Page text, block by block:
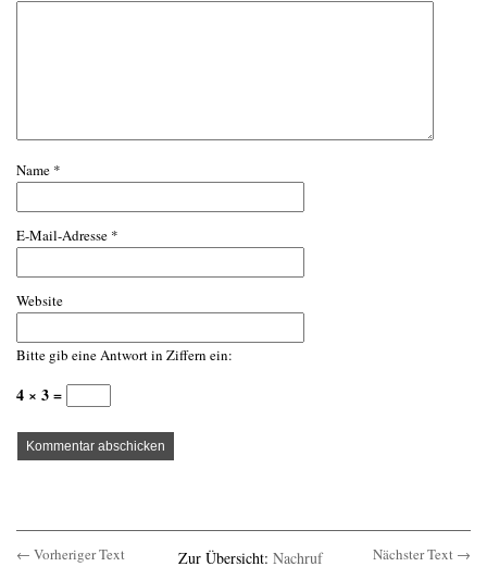
Name *
E-Mail-Adresse *
Website
Bitte gib eine Antwort in Ziffern ein:
4 × 3 =
← Vorheriger Text Zur Übersicht: Nachruf Nächster Text →